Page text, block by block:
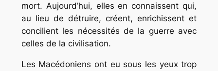
mort. Aujourd’hui, elles en connaissent qui,
au lieu de détruire, créent, enrichissent et
concilient les nécessités de la guerre avec
celles de la civilisation.
Les Macédoniens ont eu sous les yeux trop